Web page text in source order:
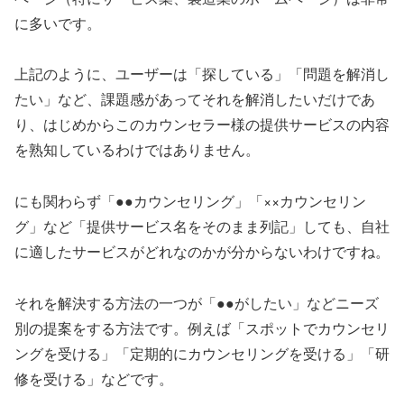
に多いです。
上記のように、ユーザーは「探している」「問題を解消し
たい」など、課題感があってそれを解消したいだけであ
り、はじめからこのカウンセラー様の提供サービスの内容
を熟知しているわけではありません。
にも関わらず「●●カウンセリング」「××カウンセリン
グ」など「提供サービス名をそのまま列記」しても、自社
に適したサービスがどれなのかが分からないわけですね。
それを解決する方法の一つが「●●がしたい」などニーズ
別の提案をする方法です。例えば「スポットでカウンセリ
ングを受ける」「定期的にカウンセリングを受ける」「研
修を受ける」などです。